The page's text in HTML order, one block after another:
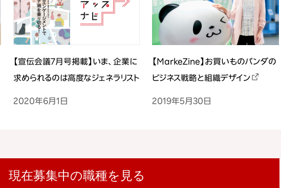
【宣伝会議7月号掲載】いま、企業に
求められるのは高度なジェネラリスト
2020年6月1日
【MarkeZine】お買いものパンダの
ビジネス戦略と組織デザイン
2019年5月30日
現在募集中の職種を見る